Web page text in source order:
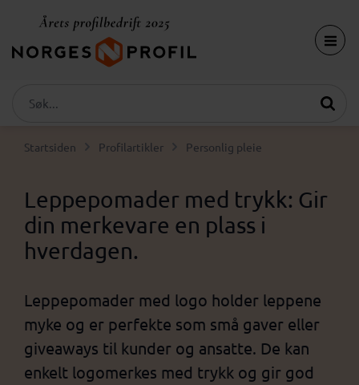
Startsiden Profilartikler Personlig pleie
Leppepomader med trykk: Gir
din merkevare en plass i
hverdagen.
Leppepomader med logo holder leppene
myke og er perfekte som små gaver eller
giveaways til kunder og ansatte. De kan
enkelt logomerkes med trykk og gir god